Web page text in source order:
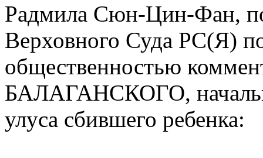
Радмила Сюн-Цин-Фан,
Верховного Суда РС(Я)
общественностью
БАЛАГАНСКОГО,
улуса сбившего ребенка: